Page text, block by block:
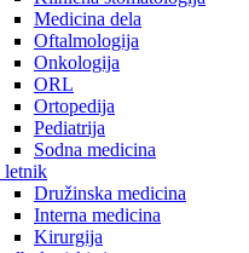
Medicina dela
Oftalmologija
Onkologija
ORL
Ortopedija
Pediatrija
Sodna medicina
letnik
Družinska medicina
Interna medicina
Kirurgija